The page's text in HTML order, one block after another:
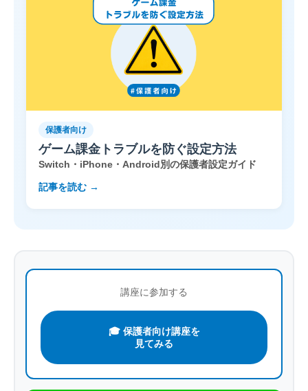
保護者向け
ゲーム課金トラブルを防ぐ設定方法
Switch・iPhone・Android別の保護者設定ガイド
記事を読む →
講座に参加する
🎓 保護者向け講座を
見てみる